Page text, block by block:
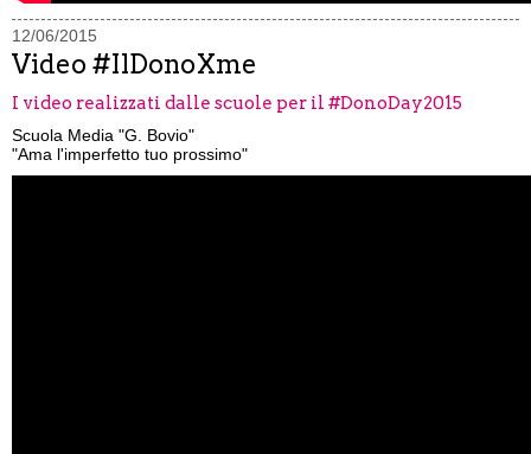
12/06/2015
Video #IlDonoXme
I video realizzati dalle scuole per il #DonoDay2015
Scuola Media "G. Bovio"
"Ama l'imperfetto tuo prossimo"